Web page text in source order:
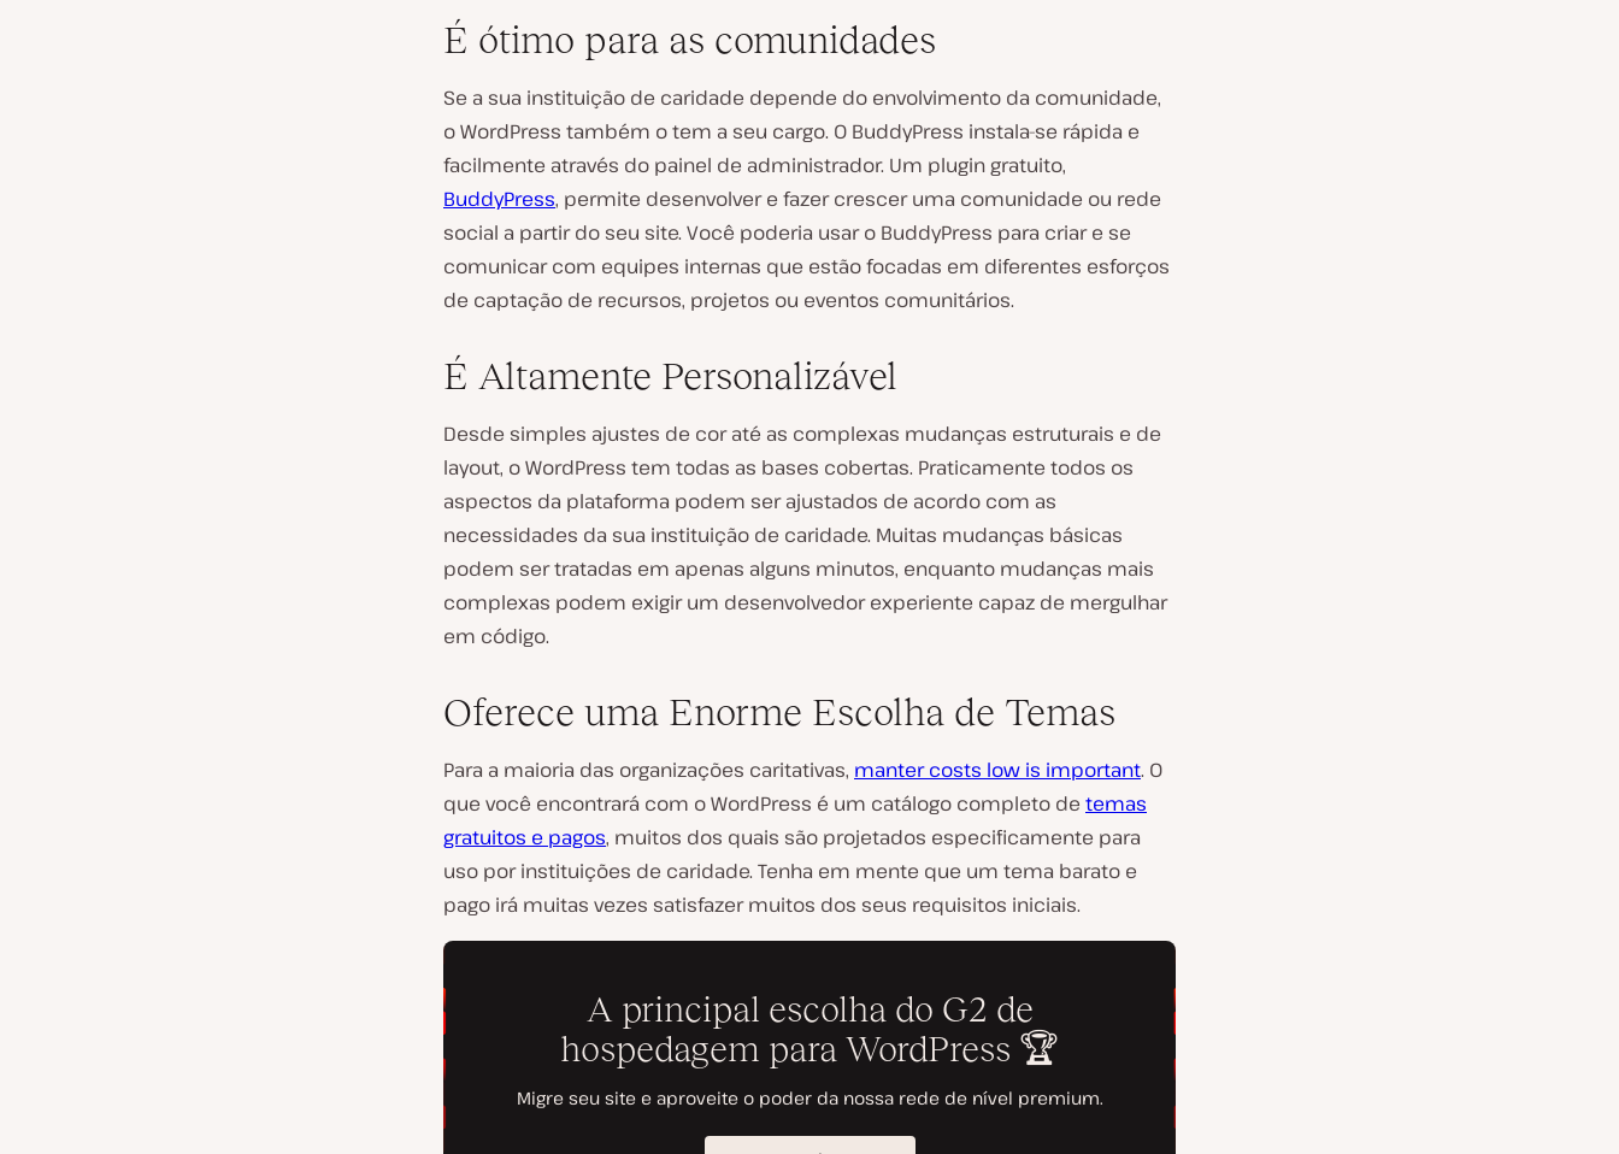
É ótimo para as comunidades
Se a sua instituição de caridade depende do envolvimento da comunidade,
o WordPress também o tem a seu cargo. O BuddyPress instala-se rápida e
facilmente através do painel de administrador. Um plugin gratuito,
BuddyPress, permite desenvolver e fazer crescer uma comunidade ou rede
social a partir do seu site. Você poderia usar o BuddyPress para criar e se
comunicar com equipes internas que estão focadas em diferentes esforços
de captação de recursos, projetos ou eventos comunitários.
É Altamente Personalizável
Desde simples ajustes de cor até as complexas mudanças estruturais e de
layout, o WordPress tem todas as bases cobertas. Praticamente todos os
aspectos da plataforma podem ser ajustados de acordo com as
necessidades da sua instituição de caridade. Muitas mudanças básicas
podem ser tratadas em apenas alguns minutos, enquanto mudanças mais
complexas podem exigir um desenvolvedor experiente capaz de mergulhar
em código.
Oferece uma Enorme Escolha de Temas
Para a maioria das organizações caritativas, manter costs low is important. O
que você encontrará com o WordPress é um catálogo completo de temas
gratuitos e pagos, muitos dos quais são projetados especificamente para
uso por instituições de caridade. Tenha em mente que um tema barato e
pago irá muitas vezes satisfazer muitos dos seus requisitos iniciais.